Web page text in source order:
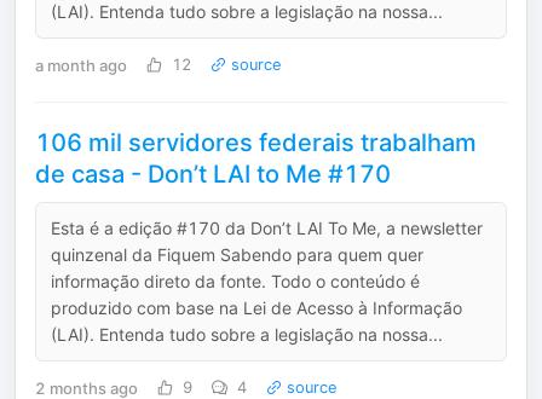
(LAI). Entenda tudo sobre a legislação na nossa...
a month ago 12 source
106 mil servidores federais trabalham
de casa - Don’t LAI to Me #170
Esta é a edição #170 da Don’t LAI To Me, a newsletter
quinzenal da Fiquem Sabendo para quem quer
informação direto da fonte. Todo o conteúdo é
produzido com base na Lei de Acesso à Informação
(LAI). Entenda tudo sobre a legislação na nossa...
2 months ago 9 4 source